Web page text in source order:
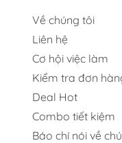
Về chúng tôi
Liên hệ
Cơ hội việc làm
Kiểm tra đơn
Deal Hot
Combo tiết kiệm
Báo chí nói về